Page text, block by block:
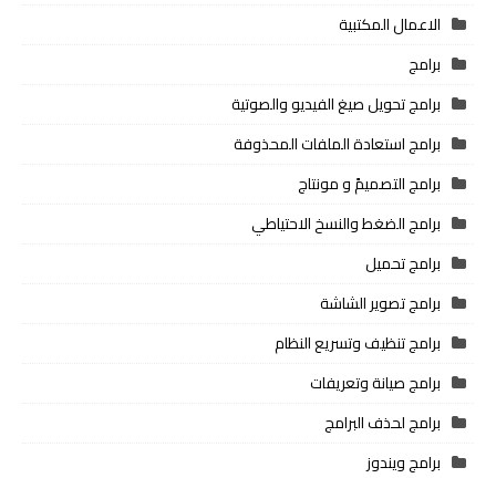
الاعمال المكتبية
برامج
برامج تحويل صيغ الفيديو والصوتية
برامج استعادة الملفات المحذوفة
برامج التصميمً و مونتاج
برامج الضغط والنسخ الاحتياطي
برامج تحميل
برامج تصوير الشاشة
برامج تنظيف وتسريع النظام
برامج صيانة وتعريفات
برامج لحذف البرامج
برامج ويندوز